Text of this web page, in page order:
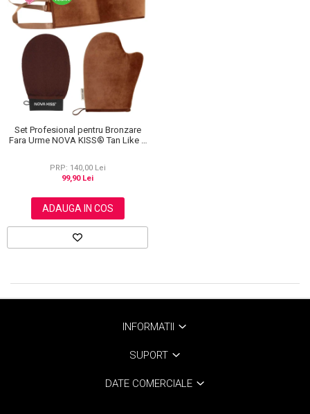
Set Profesional pentru Bronzare
Fara Urme NOVA KISS® Tan Like a
Spate
PRP: 140,00 Lei
99,90 Lei
ADAUGA IN COS
INFORMATII
SUPORT
DATE COMERCIALE